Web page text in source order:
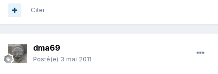
Citer
dma69
Posté(e) 3 mai 2011